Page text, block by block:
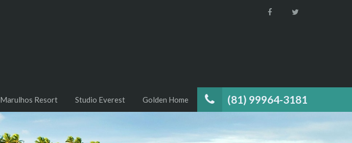
(81) 99964-3181
Marulhos Resort Studio Everest Golden Home